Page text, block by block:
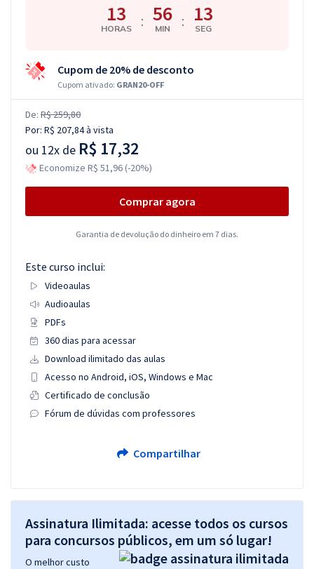
13
HORAS : 56
MIN : 12
SEG
Cupom de 20% de desconto
Cupom ativado: GRAN20-OFF
De: R$ 259,80
Por: R$ 207,84à vista
ou 12x de R$ 17,32
Economize R$ 51,96 (-20%)
Comprar agora
Garantia de devolução do dinheiro em 7 dias.
Este curso inclui:
Videoaulas
Audioaulas
PDFs
360 dias para acessar
Download ilimitado das aulas
Acesso no Android, iOS, Windows e Mac
Certificado de conclusão
Fórum de dúvidas com professores
Compartilhar
Assinatura Ilimitada: acesse todos os cursos
para concursos públicos, em um só lugar!
O melhor custo